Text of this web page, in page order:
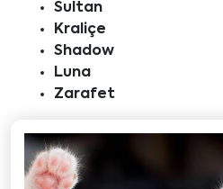
Sultan
Kraliçe
Shadow
Luna
Zarafet